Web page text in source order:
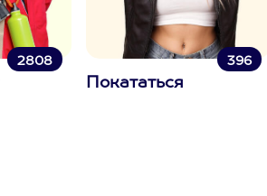
2808 396
Покататься